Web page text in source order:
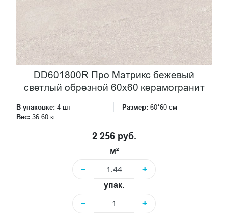
DD601800R Про Матрикс бежевый
светлый обрезной 60x60 керамогранит
В упаковке: 4 шт Размер: 60*60 см
Вес: 36.60 кг
2 256 руб.
м²
−
+
упак.
−
+